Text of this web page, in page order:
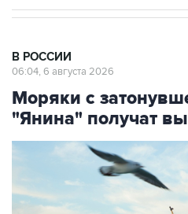
В РОССИИ
06:04, 6 августа 2026
Моряки с
"Янина" получат